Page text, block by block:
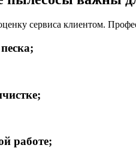
сервиса клиентом.
работе;